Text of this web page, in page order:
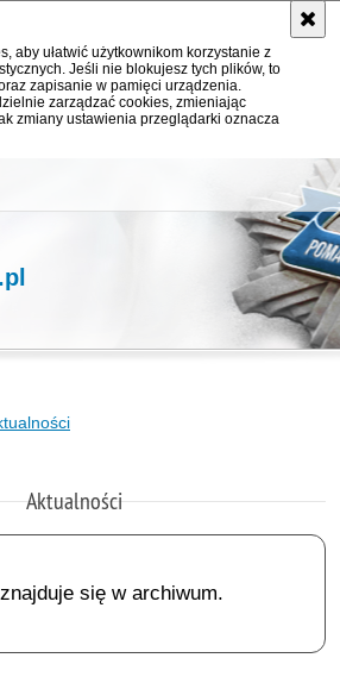
aby ułatwić użytkownikom korzystanie z
Jeśli nie blokujesz tych plików, to
zapisanie w pamięci urządzenia.
zarządzać cookies, zmieniając
zmiany ustawienia przeglądarki oznacza
Aktualności
się w archiwum.